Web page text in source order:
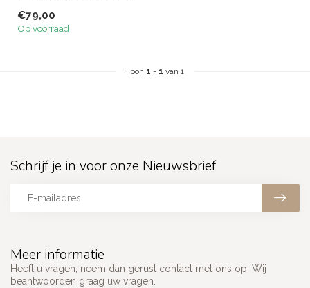
op s...
€79,00
Op voorraad
Toon 1 - 1 van 1
Meer informatie
Heeft u vragen, neem dan gerust contact met ons op. Wij
beantwoorden graag uw vragen.
Schrijf je in voor onze Nieuwsbrief